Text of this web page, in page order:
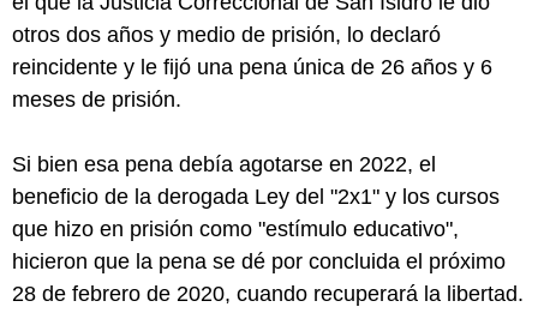
otros dos años y medio de prisión, lo declaró
reincidente y le fijó una pena única de 26 años y 6
meses de prisión.
Si bien esa pena debía agotarse en 2022, el
beneficio de la derogada Ley del "2x1" y los cursos
que hizo en prisión como "estímulo educativo",
hicieron que la pena se dé por concluida el próximo
28 de febrero de 2020, cuando recuperará la libertad.